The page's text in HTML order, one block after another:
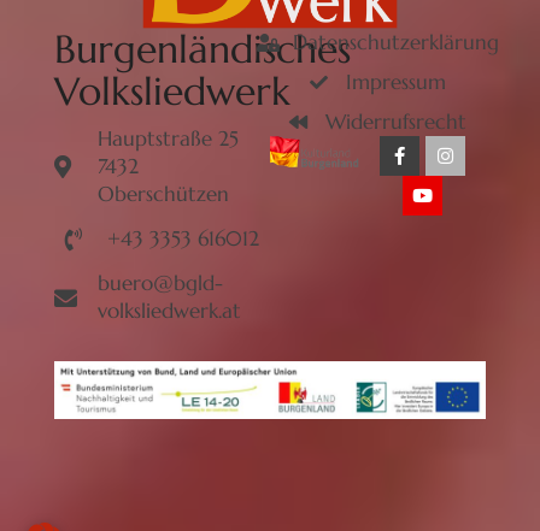
Burgenländisches
Volksliedwerk
Hauptstraße 25
7432
Oberschützen
+43 3353 616012
buero@bgld-
volksliedwerk.at
Datenschutzerklärung
Impressum
Widerrufsrecht